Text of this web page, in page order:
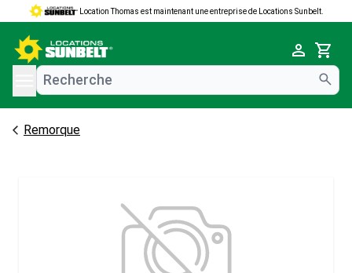
Location Thomas est maintenant une entreprise de Locations Sunbelt.
Cart
menu
Remorque